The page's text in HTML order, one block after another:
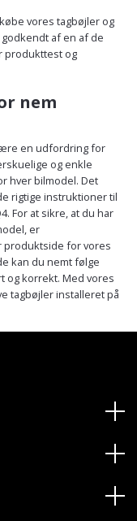
vores tagbøjler og
af en af de
produkttest og
nem
en udfordring for
og enkle
hver bilmodel. Det
rigtige instruktioner til
For at sikre, at du har
er
produktside for vores
kan du nemt følge
og korrekt. Med vores
tagbøjler installeret på